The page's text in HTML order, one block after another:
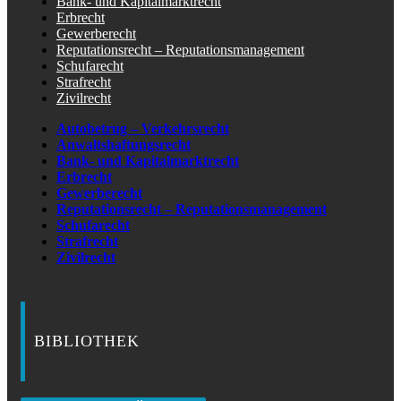
Erbrecht
Gewerberecht
Reputationsrecht – Reputationsmanagement
Schufarecht
Strafrecht
Zivilrecht
Autobetrug – Verkehrsrecht
Anwaltshaftungsrecht
Bank- und Kapitalmarktrecht
Erbrecht
Gewerberecht
Reputationsrecht – Reputationsmanagement
Schufarecht
Strafrecht
Zivilrecht
BIBLIOTHEK